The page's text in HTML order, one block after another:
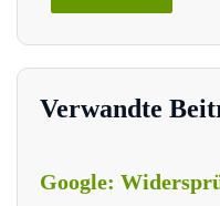
Verwandte
Google: